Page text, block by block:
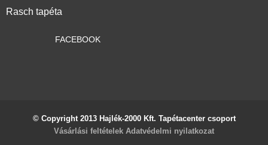
Rasch tapéta
FACEBOOK
© Copyright 2013 Hajlék-2000 Kft. Tapétacenter csoport
Vásárlási feltételek Adatvédelmi nyilatkozat